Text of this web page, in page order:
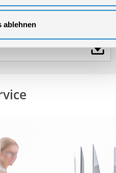
ablehnen
und Sicherheitshinweise